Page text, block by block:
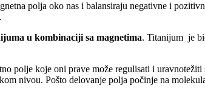
polja oko nas i balansiraju negativne i
u kombinaciji sa magnetima. Titanijum je
polje koje oni prave može regulisati i
nivou. Pošto delovanje polja počinje na